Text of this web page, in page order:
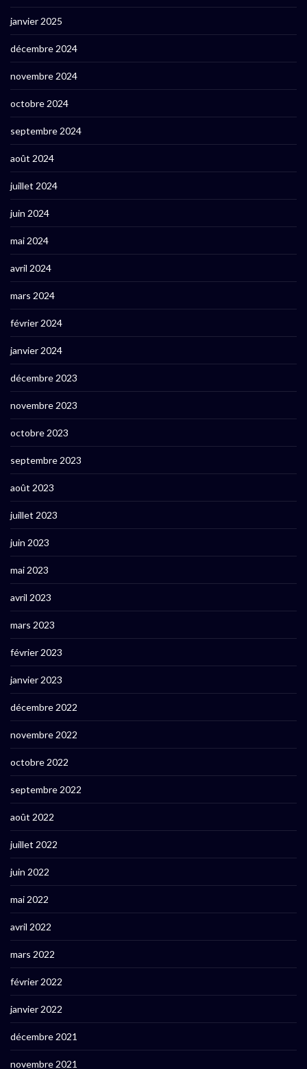
janvier 2025
décembre 2024
novembre 2024
octobre 2024
septembre 2024
août 2024
juillet 2024
juin 2024
mai 2024
avril 2024
mars 2024
février 2024
janvier 2024
décembre 2023
novembre 2023
octobre 2023
septembre 2023
août 2023
juillet 2023
juin 2023
mai 2023
avril 2023
mars 2023
février 2023
janvier 2023
décembre 2022
novembre 2022
octobre 2022
septembre 2022
août 2022
juillet 2022
juin 2022
mai 2022
avril 2022
mars 2022
février 2022
janvier 2022
décembre 2021
novembre 2021